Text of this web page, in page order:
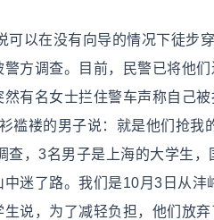
可以在没有向导的情况下徒步
方调查。目前，民警已将他
有名女士拦住警车声称自己
褴褛的男子说：就是他们抢
查，3名男子是上海的大学生
迷了路。我们是10月3日从
说，为了减轻负担，他们放